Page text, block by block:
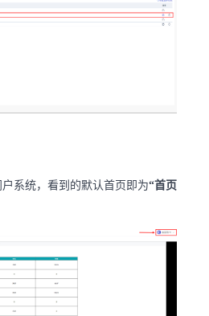
系统，看到的默认首页即为“首页